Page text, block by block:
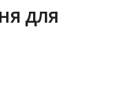
для